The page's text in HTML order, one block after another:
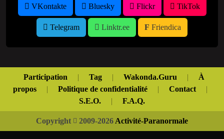
VKontakte Bluesky Flickr TikTok
Telegram Linktr.ee Friendica
Participation | Tag | Wakonda.Guru |
À
propos
| Politique de confidentialité | Contact
|
S.E.O.
| F.A.Q.
Copyright 2009-2026 Activité-Paranormale